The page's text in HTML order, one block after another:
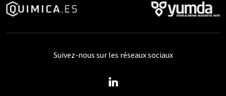
Suivez-nous sur les réseaux sociaux